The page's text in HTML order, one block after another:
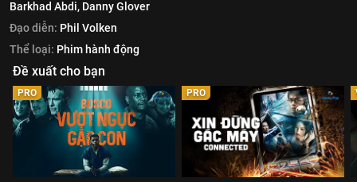
Barkhad Abdi, Danny Glover
Đạo diễn: Phil Volken
Thể loại: Phim hành động
Đề xuất cho bạn
PRO PRO